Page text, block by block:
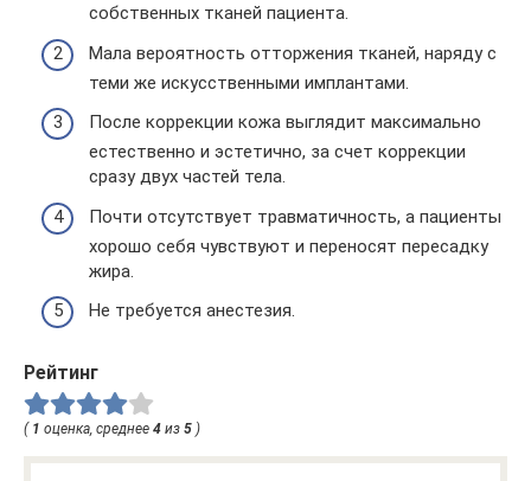
собственных тканей пациента.
Мала вероятность отторжения тканей, наряду с
теми же искусственными имплантами.
После коррекции кожа выглядит максимально
естественно и эстетично, за счет коррекции
сразу двух частей тела.
Почти отсутствует травматичность, а пациенты
хорошо себя чувствуют и переносят пересадку
жира.
Не требуется анестезия.
Рейтинг
( 1 оценка, среднее 4 из 5 )